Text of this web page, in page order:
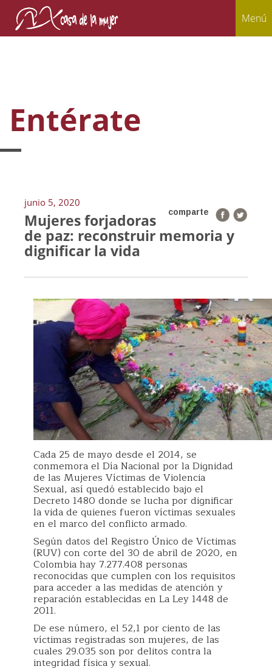
Menú
Entérate
junio 5, 2020
comparte
Mujeres forjadoras
de paz: reconstruir memoria y
dignificar la vida
Cada 25 de mayo desde el 2014, se
conmemora el Día Nacional por la Dignidad
de las Mujeres Víctimas de Violencia
Sexual, así quedó establecido bajo el
Decreto 1480 donde se lucha por dignificar
la vida de quienes fueron víctimas sexuales
en el marco del conflicto armado.
Según datos del Registro Único de Víctimas
(RUV) con corte del 30 de abril de 2020, en
Colombia hay 7.277.408 personas
reconocidas que cumplen con los requisitos
para acceder a las medidas de atención y
reparación establecidas en La Ley 1448 de
2011.
De ese número, el 52,1 por ciento de las
víctimas registradas son mujeres, de las
cuales 29.035 son por delitos contra la
integridad física y sexual.